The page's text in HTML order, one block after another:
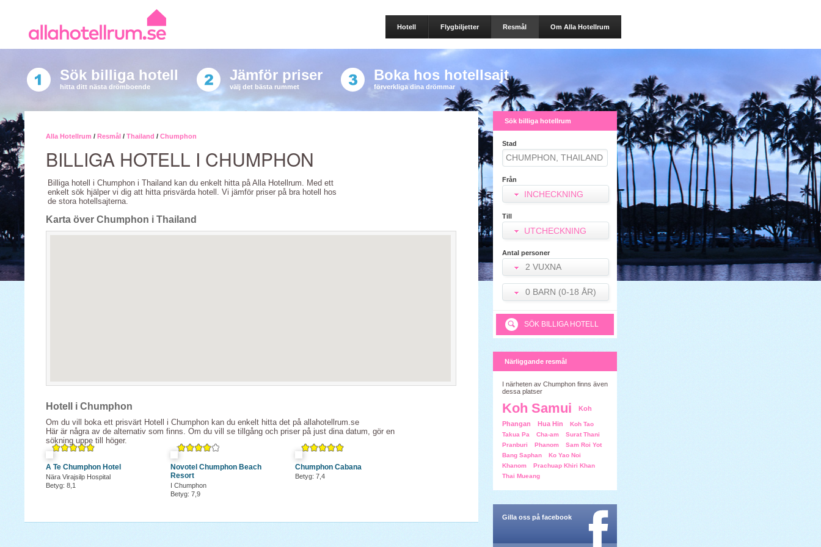
Hotell Flygbiljetter Resmål Om Alla Hotellrum
Sök billiga hotell
hitta ditt nästa drömboende
Jämför priser
välj det bästa rummet
Boka hos hotellsajt
förverkliga dina drömmar
Alla Hotellrum / Resmål / Thailand / Chumphon
BILLIGA HOTELL I CHUMPHON
Billiga hotell i Chumphon i Thailand kan du enkelt hitta på Alla Hotellrum. Med ett
enkelt sök hjälper vi dig att hitta prisvärda hotell. Vi jämför priser på bra hotell hos
de stora hotellsajterna.
Karta över Chumphon i Thailand
Hotell i Chumphon
Om du vill boka ett prisvärt Hotell i Chumphon kan du enkelt hitta det på allahotellrum.se
Här är några av de alternativ som finns. Om du vill se tillgång och priser på just dina datum, gör en
sökning uppe till höger.
A Te Chumphon Hotel
Nära Virajsilp Hospital
Betyg: 8,1
Novotel Chumphon Beach
Resort
I Chumphon
Betyg: 7,9
Chumphon Cabana
Betyg: 7,4
Sök billiga hotellrum
Stad
Från
INCHECKNING
Till
UTCHECKNING
Antal personer
2 VUXNA
0 BARN (0-18 ÅR)
SÖK BILLIGA HOTELL
Närliggande resmål
I närheten av Chumphon finns även
dessa platser
Koh Samui Koh
Phangan Hua Hin
Koh Tao
Takua Pa
Cha-am
Surat Thani
Pranburi
Phanom
Sam Roi Yot
Bang Saphan
Ko Yao Noi
Khanom
Prachuap Khiri Khan
Thai Mueang
Gilla oss på facebook